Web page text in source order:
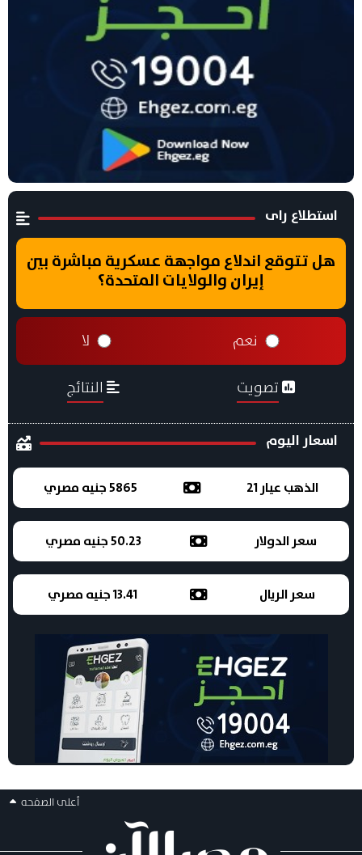
استطلاع راى
هل تتوقع اندلاع مواجهة عسكرية مباشرة بين
إيران والولايات المتحدة؟
نعم لا
تصويت النتائج
اسعار اليوم
الذهب عيار 21 5865 جنيه مصري
سعر الدولار 50.23 جنيه مصري
سعر الريال 13.41 جنيه مصري
أعلى الصفحه